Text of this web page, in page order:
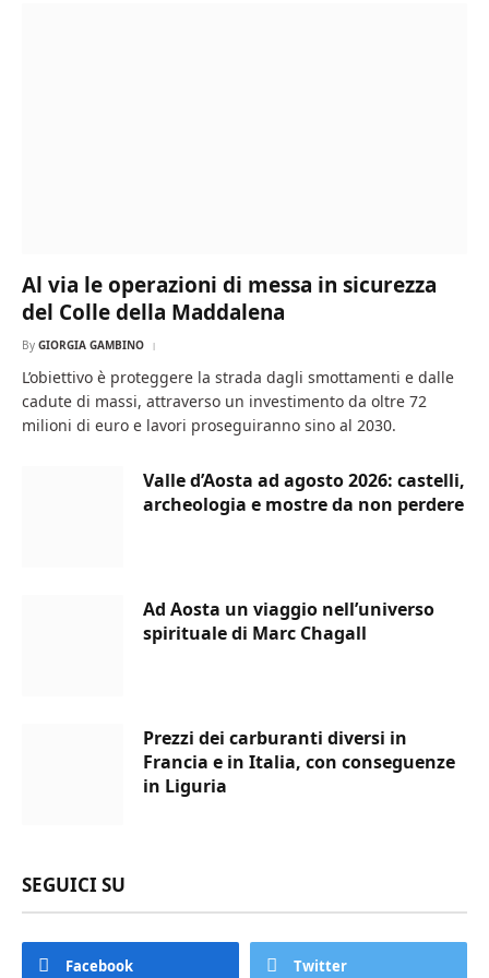
Al via le operazioni di messa in sicurezza
del Colle della Maddalena
By GIORGIA GAMBINO
L’obiettivo è proteggere la strada dagli smottamenti e dalle
cadute di massi, attraverso un investimento da oltre 72
milioni di euro e lavori proseguiranno sino al 2030.
Valle d’Aosta ad agosto 2026: castelli,
archeologia e mostre da non perdere
Ad Aosta un viaggio nell’universo
spirituale di Marc Chagall
Prezzi dei carburanti diversi in
Francia e in Italia, con conseguenze
in Liguria
SEGUICI SU
Facebook Twitter